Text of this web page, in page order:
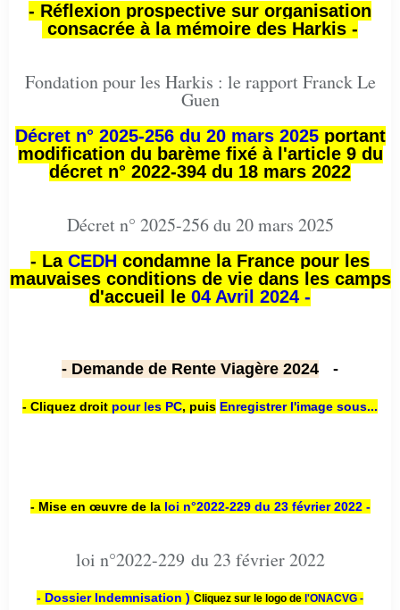
- Réflexion prospective sur organisation
consacrée à la mémoire des Harkis -
Fondation pour les Harkis : le rapport Franck Le
Guen
Décret n° 2025-256 du 20 mars 2025portant
modification du barème fixé à l'article 9 du
décret n° 2022-394 du 18 mars 2022
Décret n° 2025-256 du 20 mars 2025
- La CEDH condamne la France pour les
mauvaises conditions de vie dans les camps
d'accueil le 04 Avril 2024 -
- Demande de Rente Viagère 2024 -
- Cliquez droit pour les PC, puis Enregistrer l'image sous...
- Mise en œuvre de la loi n°2022-229 du 23 février 2022 -
loi n°2022-229 du 23 février 2022
- Dossier Indemnisation ) Cliquez sur le logo de l'ONACVG -